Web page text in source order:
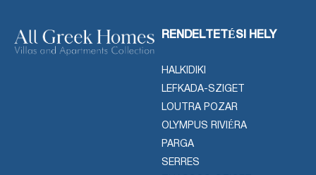
RENDELTETÉSI HELY
HALKIDIKI
LEFKADA-SZIGET
LOUTRA POZAR
OLYMPUS RIVIÉRA
PARGA
SERRES